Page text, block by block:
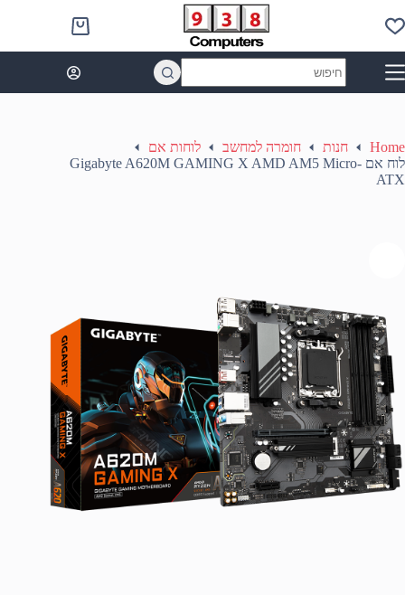
to
content
Shopping
cart
results
Home חנות חומרה למחשב
לוחות אם
לוח אם Gigabyte A620M GAMING X AMD AM5 Micro-
ATX